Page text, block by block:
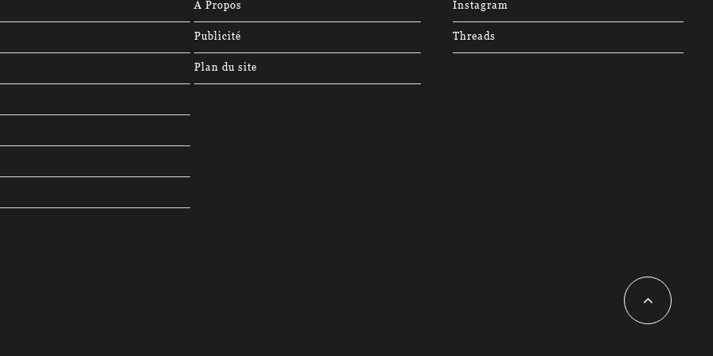
À Propos
Publicité
Plan du site
Instagram
Threads